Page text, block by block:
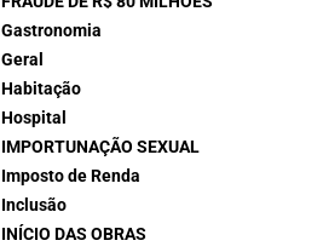
Gastronomia
Geral
Habitação
Hospital
IMPORTUNAÇÃO SEXUAL
Imposto de Renda
Inclusão
INÍCIO DAS OBRAS